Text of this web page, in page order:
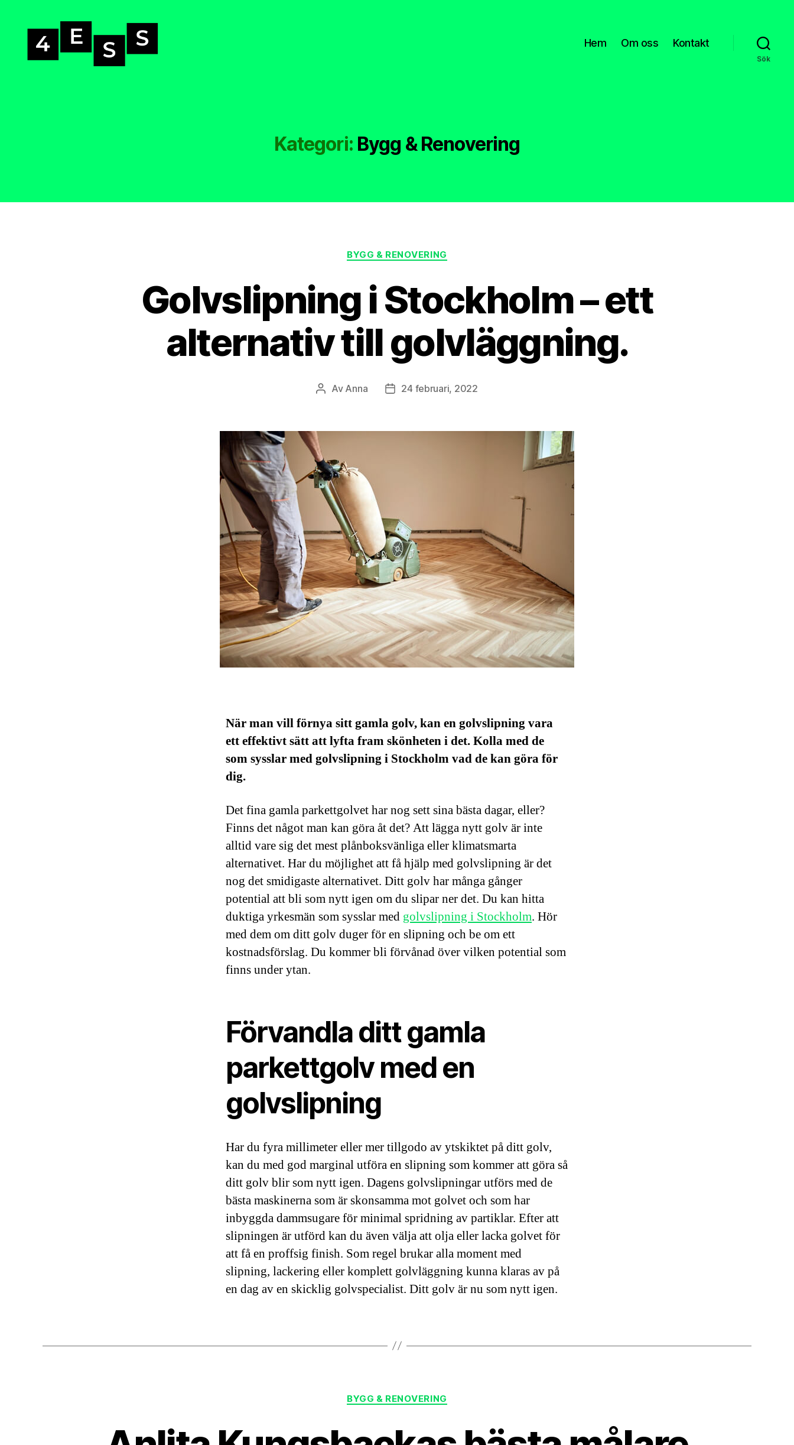
Hem Om oss Kontakt
Sök
Kategori: Bygg & Renovering
Kategorier
BYGG & RENOVERING
Golvslipning i Stockholm – ett
alternativ till golvläggning.
Inläggsförfattare
Av Anna Inläggsdatum
24 februari, 2022
När man vill förnya sitt gamla golv, kan en golvslipning vara
ett effektivt sätt att lyfta fram skönheten i det. Kolla med de
som sysslar med golvslipning i Stockholm vad de kan göra för
dig.
Det fina gamla parkettgolvet har nog sett sina bästa dagar, eller?
Finns det något man kan göra åt det? Att lägga nytt golv är inte
alltid vare sig det mest plånboksvänliga eller klimatsmarta
alternativet. Har du möjlighet att få hjälp med golvslipning är det
nog det smidigaste alternativet. Ditt golv har många gånger
potential att bli som nytt igen om du slipar ner det. Du kan hitta
duktiga yrkesmän som sysslar med golvslipning i Stockholm. Hör
med dem om ditt golv duger för en slipning och be om ett
kostnadsförslag. Du kommer bli förvånad över vilken potential som
finns under ytan.
Förvandla ditt gamla
parkettgolv med en
golvslipning
Har du fyra millimeter eller mer tillgodo av ytskiktet på ditt golv,
kan du med god marginal utföra en slipning som kommer att göra så
ditt golv blir som nytt igen. Dagens golvslipningar utförs med de
bästa maskinerna som är skonsamma mot golvet och som har
inbyggda dammsugare för minimal spridning av partiklar. Efter att
slipningen är utförd kan du även välja att olja eller lacka golvet för
att få en proffsig finish. Som regel brukar alla moment med
slipning, lackering eller komplett golvläggning kunna klaras av på
en dag av en skicklig golvspecialist. Ditt golv är nu som nytt igen.
Kategorier
BYGG & RENOVERING